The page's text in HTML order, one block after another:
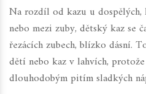
Na rozdíl od kazu u dospělých,
nebo mezi zuby, dětský kaz se
řezácích zubech, blízko dásní.
dětí nebo kaz v lahvích,
dlouhodobým pitím sladkých